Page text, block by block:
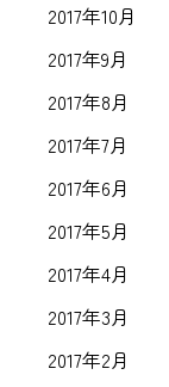
2017年10月
2017年9月
2017年8月
2017年7月
2017年6月
2017年5月
2017年4月
2017年3月
2017年2月